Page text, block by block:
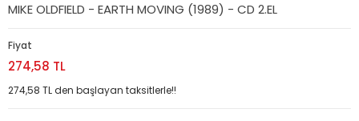
MIKE OLDFIELD - EARTH MOVING (1989) - CD 2.EL
Fiyat
274,58 TL
274,58 TL den başlayan taksitlerle!!